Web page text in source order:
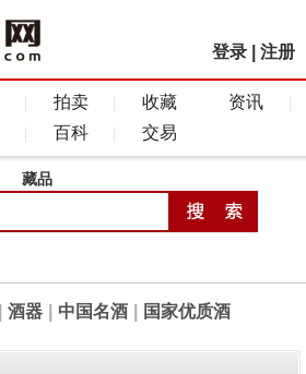
登录 注册
拍卖 收藏
资讯
百科 交易
藏品
酒器 中国名酒 国家优质酒